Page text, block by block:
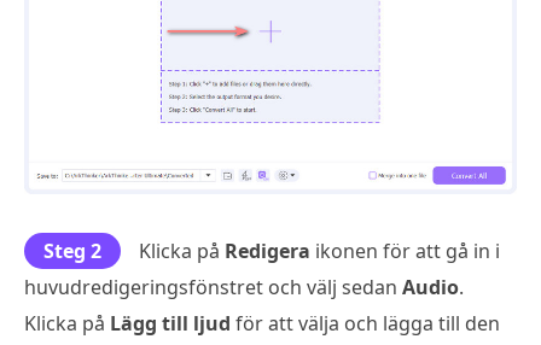
Steg 2 Klicka på Redigera ikonen för att gå in i
huvudredigeringsfönstret och välj sedan Audio.
Klicka på Lägg till ljud för att välja och lägga till den